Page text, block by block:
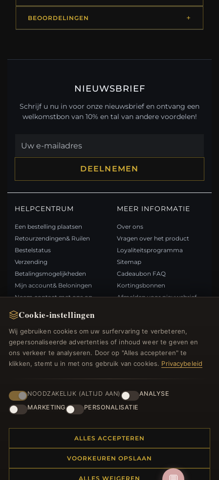
Cookie-instellingen
Wij gebruiken cookies om uw surfervaring te verbeteren,
gepersonaliseerde advertenties of inhoud weer te geven en
ons verkeer te analyseren. Door op "Alles accepteren" te
klikken, stemt u in met ons gebruik van cookies. Privacybeleid
NOODZAKELIJK (ALTIJD AAN)
ANALYSE
MARKETING
PERSONALISATIE
ALLES ACCEPTEREN
VOORKEUREN OPSLAAN
ALLES WEIGEREN
BEOORDELINGEN
NIEUWSBRIEF
Schrijf u nu in voor onze nieuwsbrief en ontvang een
welkomstbon van 10% en tal van andere voordelen!
DEELNEMEN
HELPCENTRUM
Een bestelling plaatsen
Retourzendingen& Ruilen
Bestelstatus
Verzending
Betalingsmogelijkheden
Mijn account& Beloningen
Neem contact met ons op
MEER INFORMATIE
Over ons
Vragen over het product
Loyaliteitsprogramma
Sitemap
Cadeaubon FAQ
Kortingsbonnen
Afmelden voor nieuwsbrief
Nieuwe producten
Specials
Blog
Beoordelingen
Inloggen
BETAALMETHODEN
© 2012–2026Bedelsoutlet.nl . Alle rechten
voorbehouden.